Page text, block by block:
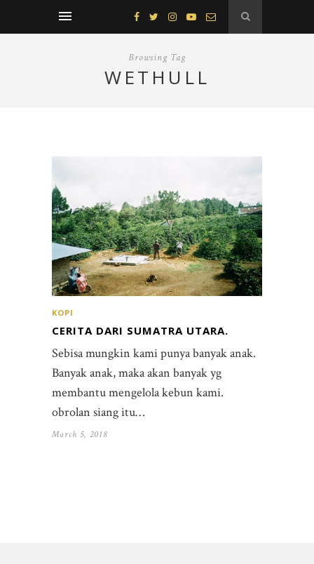
Browsing Tag
WETHULL
KOPI
CERITA DARI SUMATRA UTARA.
Sebisa mungkin kami punya banyak anak.
Banyak anak, maka akan banyak yg
membantu mengelola kebun kami.
obrolan siang itu…
March 5, 2018